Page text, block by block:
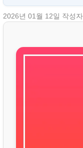
2026년 01월 12일 작성